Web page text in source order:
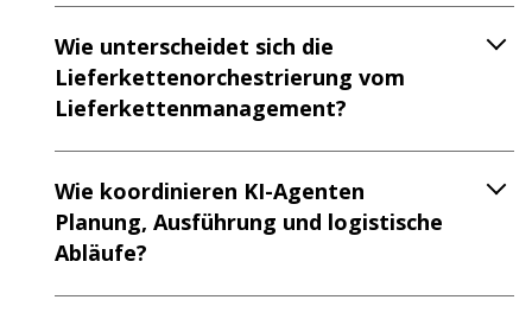
Wie unterscheidet sich die
Lieferkettenorchestrierung vom
Lieferkettenmanagement?
Wie koordinieren KI-Agenten
Planung, Ausführung und logistische
Abläufe?